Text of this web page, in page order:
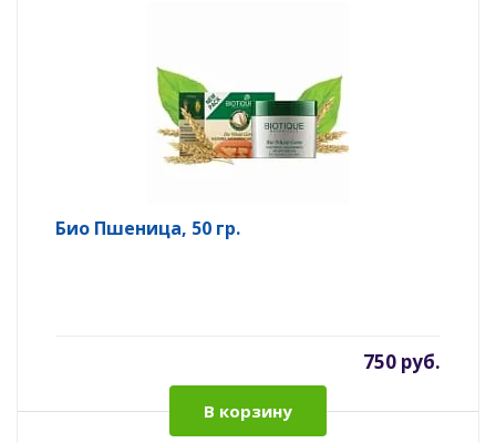
Био Пшеница, 50 гр.
750 руб.
В корзину